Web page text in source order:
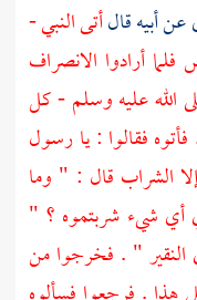
عن أبيه قالأتى النبي -
فلما أرادوا الانصراف
الله عليه وسلم - كل
فقالوا : يا رسول
الشراب قال : " وما
أي شيء شربتموه ؟ "
النقير " . فخرجوا من